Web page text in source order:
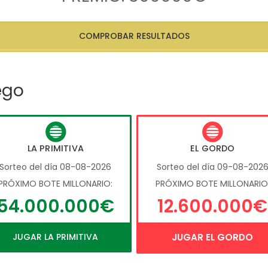
COMPROBAR RESULTADOS
LA PRIMITIVA
Sorteo del día 08-08-2026
BOTE MILLONARIO:
JUGAR LA PRIMITIVA
EL GORDO
Sorteo del día 09-08-2026
PRÓXIMO BOTE
12.600.000€
JUGAR EL GORDO